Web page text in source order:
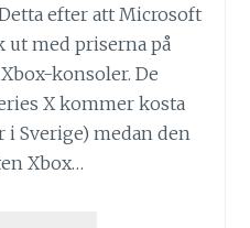
efter att Microsoft
ut med priserna på
konsoler. De
X kommer kosta
Sverige) medan den
Xbox…